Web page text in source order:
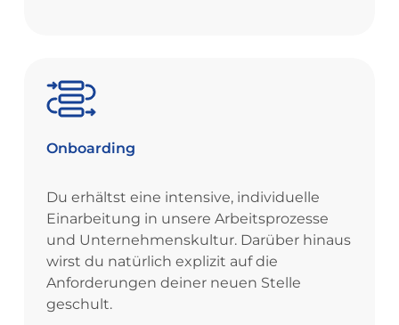
Onboarding
Du erhältst eine intensive, individuelle
Einarbeitung in unsere Arbeitsprozesse
und Unternehmenskultur. Darüber hinaus
wirst du natürlich explizit auf die
Anforderungen deiner neuen Stelle
geschult.